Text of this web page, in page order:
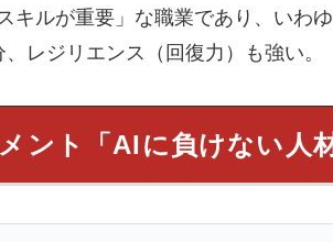
キルが重要」な職業であり、いわ
レジリエンス（回復力）も強い。
ント「AIに負けない人